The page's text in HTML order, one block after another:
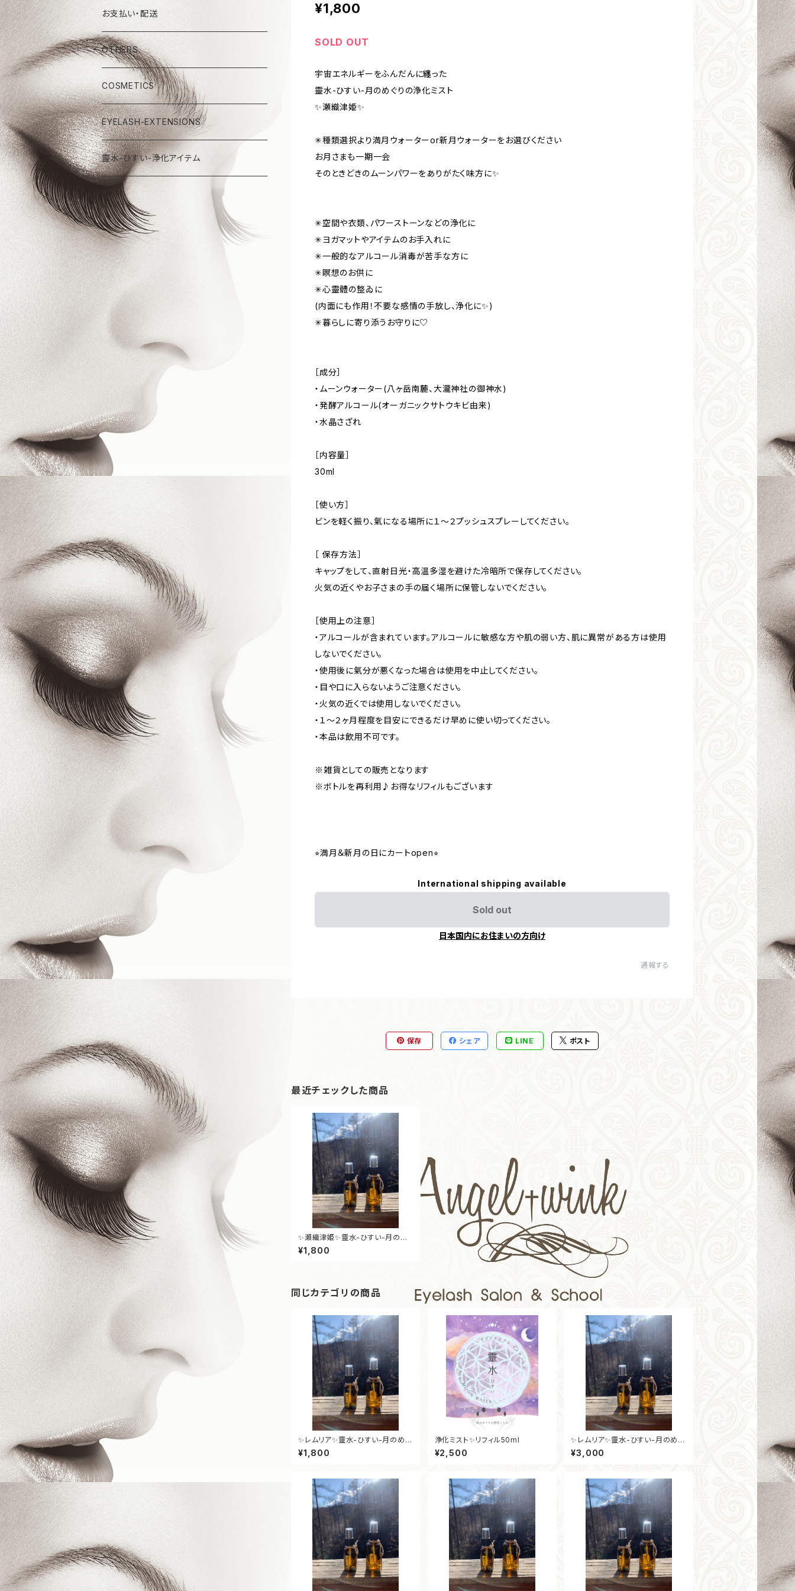
¥1,800
SOLD OUT
宇宙エネルギーをふんだんに纏った
靈水-ひすい-月のめぐりの浄化ミスト
✨瀬織津姫✨
✳︎種類選択より満月ウォーターor新月ウォーターをお選びください
お月さまも一期一会
そのときどきのムーンパワーをありがたく味方に✨
✳︎空間や衣類、パワーストーンなどの浄化に
✳︎ヨガマットやアイテムのお手入れに
✳︎一般的なアルコール消毒が苦手な方に
✳︎瞑想のお供に
✳︎心靈體の整ゐに
(内面にも作用！不要な感情の手放し、浄化に✨)
✳︎暮らしに寄り添うお守りに♡
［成分］
・ムーンウォーター(八ヶ岳南麓、大瀧神社の御神水)
・発酵アルコール(オーガニックサトウキビ由来)
・水晶さざれ
［内容量］
30ml
［使い方］
ビンを軽く振り、氣になる場所に１～２プッシュスプレーしてください。
［ 保存方法］
キャップをして、直射日光・高温多湿を避けた冷暗所で保存してください。
火気の近くやお子さまの手の届く場所に保管しないでください。
［使用上の注意］
・アルコールが含まれています。アルコールに敏感な方や肌の弱い方、肌に異常がある方は使用
しないでください。
・使用後に氣分が悪くなった場合は使用を中止してください。
・目や口に入らないようご注意ください。
・火気の近くでは使用しないでください。
・１～２ヶ月程度を目安にできるだけ早めに使い切ってください。
・本品は飲用不可です。
※雑貨としての販売となります
※ボトルを再利用♪お得なリフィルもございます
⭐︎満月＆新月の日にカートopen⭐︎
International shipping available
Sold out
日本国内にお住まいの方向け
通報する
保存 シェア LINE ポスト
最近チェックした商品
✨瀬織津姫✨靈水-ひすい-月のめ
ぐりの浄化ミスト30ml
¥1,800
同じカテゴリの商品
✨レムリア✨靈水-ひすい-月のめぐ
りの浄化ミスト30ml
¥1,800
浄化ミスト✨リフィル50ml
¥2,500
✨レムリア✨靈水-ひすい-月のめぐ
りの浄化ミスト50ml
¥3,000
お支払い・配送
OTHERS
COSMETICS
EYELASH-EXTENSIONS
靈水-ひすい-浄化アイテム